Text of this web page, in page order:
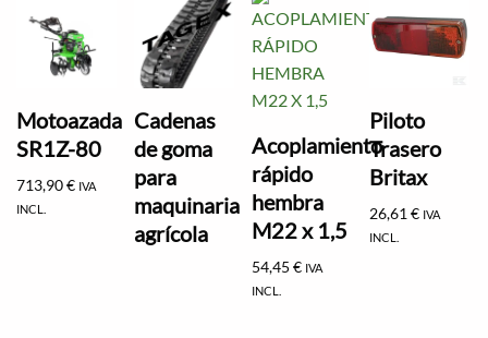
Motoazada
SR1Z-80
713,90€ IVA
INCL.
Cadenas
de goma
para
maquinaria
agrícola
Acoplamiento
rápido
hembra
M22 x 1,5
54,45€ IVA
INCL.
Piloto
Trasero
Britax
26,61€ IVA
INCL.